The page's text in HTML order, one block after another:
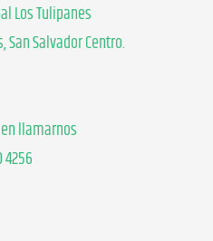
Los Tulipanes
San Salvador Centro.
llamarnos
4256